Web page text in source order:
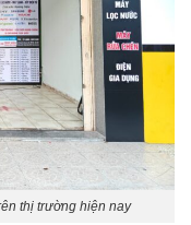
thị trường hiện nay